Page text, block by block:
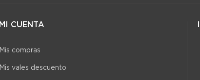
MI CUENTA
Mis compras
Mis vales descuento